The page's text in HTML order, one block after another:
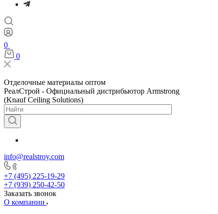
0
0
Отделочные материалы оптом
РеалСтрой - Официальный дистрибьютор Armstrong
(Knauf Ceiling Solutions)
info@realstroy.com
+7 (495) 225-19-29
+7 (939) 250-42-50
Заказать звонок
О компании